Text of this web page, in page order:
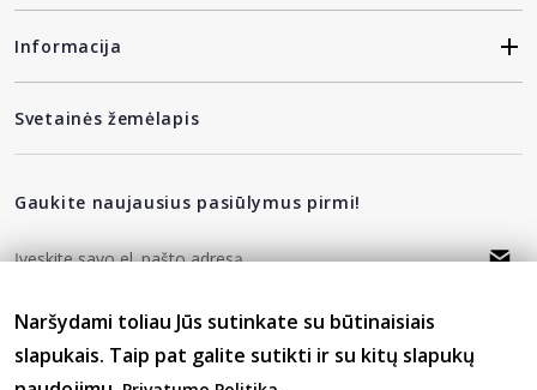
Informacija
Svetainės žemėlapis
Gaukite naujausius pasiūlymus pirmi!
Sutinku suprivatumo politika
Naršydami toliau Jūs sutinkate su būtinaisiais
slapukais. Taip pat galite sutikti ir su kitų slapukų